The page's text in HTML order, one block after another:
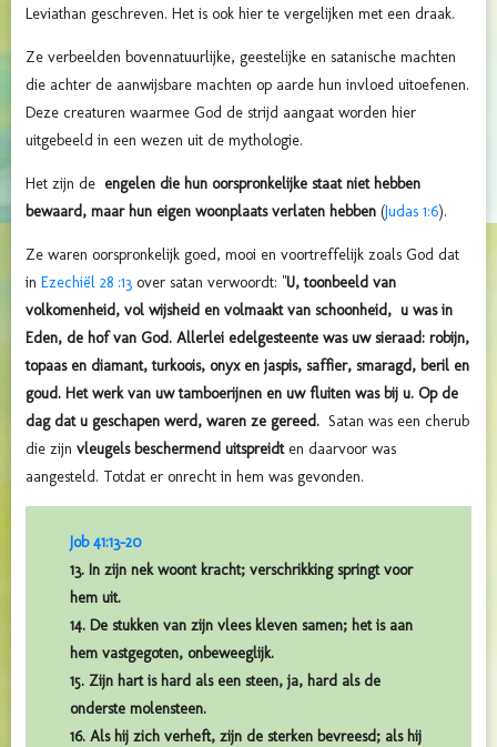
Leviathan geschreven. Het is ook hier te vergelijken met een draak.
Ze verbeelden bovennatuurlijke, geestelijke en satanische machten
die achter de aanwijsbare machten op aarde hun invloed uitoefenen.
Deze creaturen waarmee God de strijd aangaat worden hier
uitgebeeld in een wezen uit de mythologie.
Het zijn de engelen die hun oorspronkelijke staat niet hebben
bewaard, maar hun eigen woonplaats verlaten hebben (Judas 1:6).
Ze waren oorspronkelijk goed, mooi en voortreffelijk zoals God dat
in Ezechiël 28 :13 over satan verwoordt: "U, toonbeeld van
volkomenheid, vol wijsheid en volmaakt van schoonheid, u was in
Eden, de hof van God. Allerlei edelgesteente was uw sieraad: robijn,
topaas en diamant, turkoois, onyx en jaspis, saffier, smaragd, beril en
goud. Het werk van uw tamboerijnen en uw fluiten was bij u. Op de
dag dat u geschapen werd, waren ze gereed. Satan was een cherub
die zijn vleugelsbeschermend uitspreidten daarvoor was
aangesteld. Totdat er onrecht in hem was gevonden.
Job 41:13-20
13. In zijn nek woont kracht; verschrikking springt voor
hem uit.
14. De stukken van zijn vlees kleven samen; het is aan
hem vastgegoten, onbeweeglijk.
15. Zijn hart is hard als een steen, ja, hard als de
onderste molensteen.
16. Als hij zich verheft, zijn de sterken bevreesd; als hij